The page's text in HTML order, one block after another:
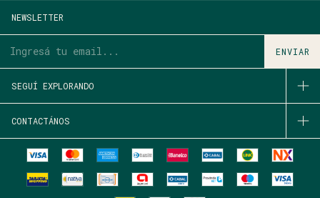
NEWSLETTER
SEGUÍ EXPLORANDO
CONTACTÁNOS